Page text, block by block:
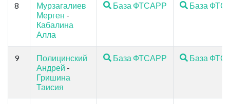
8
Мурзагалиев
Мерген -
Кабалина
Алла
База ФТСАРР База
9
Полицинский
Андрей -
Гришина
Таисия
База ФТСАРР База